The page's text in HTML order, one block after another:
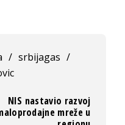
/ srbijagas /
NIS nastavio razvoj
mreže u